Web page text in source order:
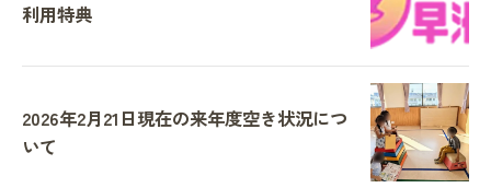
利用特典
2026年2月21日現在の来年度空き状況につ
いて